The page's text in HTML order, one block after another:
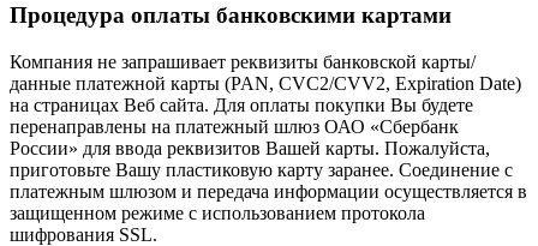
Процедура оплаты банковскими картами
Компания не запрашивает реквизиты банковской карты/
данные платежной карты (PAN, CVC2/CVV2, Expiration Date)
на страницах Веб сайта. Для оплаты покупки Вы будете
перенаправлены на платежный шлюз ОАО «Сбербанк
России» для ввода реквизитов Вашей карты. Пожалуйста,
приготовьте Вашу пластиковую карту заранее. Соединение с
платежным шлюзом и передача информации осуществляется в
защищенном режиме с использованием протокола
шифрования SSL.